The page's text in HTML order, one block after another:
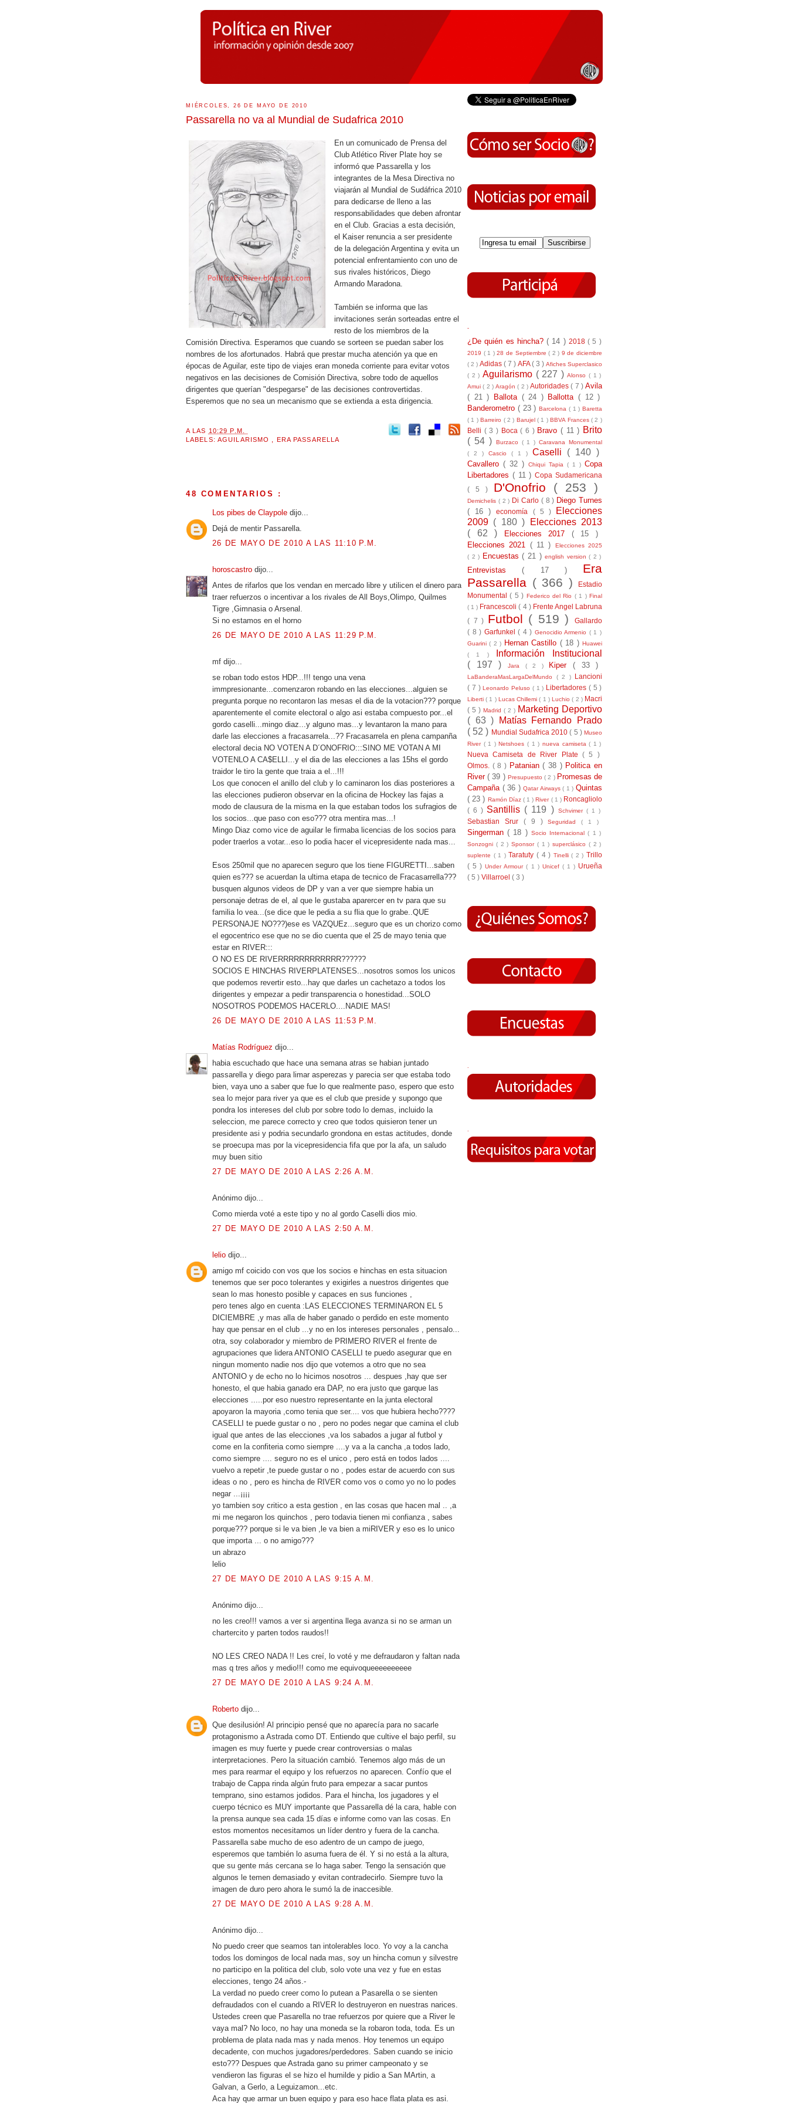
MIÉRCOLES, 26 DE MAYO DE 2010
Passarella no va al Mundial de Sudafrica 2010
En un comunicado de Prensa del
Club Atlético River Plate hoy se
informó que Passarella y los
integrantes de la Mesa Directiva no
viajarán al Mundial de Sudáfrica 2010
para dedicarse de lleno a las
responsabilidades que deben afrontar
en el Club. Gracias a esta decisión,
el Kaiser renuncia a ser presidente
de la delegación Argentina y evita un
potencial enfrentamiento con uno de
sus rivales históricos, Diego
Armando Maradona.
También se informa que las
invitaciones serán sorteadas entre el
resto de los miembros de la
Comisión Directiva. Esperamos que cuando se sorteen se puedan saber los
nombres de los afortunados. Habrá que prestar mucha atención ya que en
épocas de Aguilar, este tipo de viajes eran moneda corriente para evitar votos
negativos en las decisiones de Comisión Directiva, sobre todo de aquellos
dirigentes que querían "despegarse" de las decisiones controvertidas.
Esperemos que no sea un mecanismo que se extienda a esta dirigencia.
A LAS 10:29 P.M.
LABELS: AGUILARISMO ERA PASSARELLA
48 COMENTARIOS :
Los pibes de Claypole dijo...
Dejá de mentir Passarella.
26 DE MAYO DE 2010 A LAS 11:10 P.M.
horoscastro dijo...
Antes de rifarlos que los vendan en mercado libre y utilicen el dinero para
traer refuerzos o incentivar a los rivales de All Boys,Olimpo, Quilmes
Tigre ,Gimnasia o Arsenal.
Si no estamos en el horno
26 DE MAYO DE 2010 A LAS 11:29 P.M.
mf dijo...
se roban todo estos HDP...!!! tengo una vena
immpresionante...comenzaron robando en las elecciones...alguien se
pregunta porque no recontaron las mesas el dia de la votacion??? porque
aparentemente el comite electoral o algo asi estaba compuesto por...el
gordo caselli...mingo diaz...y alguno mas...y levantaron la mano para
darle las elecciones a fracasarrela...?? Fracasarrela en plena campanña
electoral decia NO VOTEN A D´ONOFRIO:::SINO ME VOTAN A MI
VOTENLO A CA$ELLI...y el dia de las elecciones a las 15hs el gordo
traidor le tiro la gente que traia a el...!!!
Los que conocen el anillo del club y lo caminaron los dias posteriores a
las elecciones pudieron observar en la oficina de Hockey las fajas a
modo de clausura de la misma en la que estaban todos los sufragios de
los socios...que paso con eso??? otra mentira mas...!
Mingo Diaz como vice de aguilar le firmaba licencias de los socios para
poder traerlos a votar...eso lo podia hacer el vicepresidente nada mas...
Esos 250mil que no aparecen seguro que los tiene FIGURETTI...saben
quien es??? se acuerdan la ultima etapa de tecnico de Fracasarrella???
busquen algunos videos de DP y van a ver que siempre habia un
personaje detras de el, al que le gustaba aparercer en tv para que su
familia lo vea...(se dice que le pedia a su flia que lo grabe..QUE
PERSONAJE NO???)ese es VAZQUEz...seguro que es un chorizo como
el egocentrico ese que no se dio cuenta que el 25 de mayo tenia que
estar en RIVER:::
O NO ES DE RIVERRRRRRRRRRRR??????
SOCIOS E HINCHAS RIVERPLATENSES...nosotros somos los unicos
que podemos revertir esto...hay que darles un cachetazo a todos los
dirigentes y empezar a pedir transparencia o honestidad...SOLO
NOSOTROS PODEMOS HACERLO....NADIE MAS!
26 DE MAYO DE 2010 A LAS 11:53 P.M.
Matías Rodríguez dijo...
habia escuchado que hace una semana atras se habian juntado
passarella y diego para limar asperezas y parecia ser que estaba todo
bien, vaya uno a saber que fue lo que realmente paso, espero que esto
sea lo mejor para river ya que es el club que preside y supongo que
pondra los intereses del club por sobre todo lo demas, incluido la
seleccion, me parece correcto y creo que todos quisieron tener un
presidente asi y podria secundarlo grondona en estas actitudes, donde
se proecupa mas por la vicepresidencia fifa que por la afa, un saludo
muy buen sitio
27 DE MAYO DE 2010 A LAS 2:26 A.M.
Anónimo dijo...
Como mierda voté a este tipo y no al gordo Caselli dios mio.
27 DE MAYO DE 2010 A LAS 2:50 A.M.
lelio dijo...
amigo mf coicido con vos que los socios e hinchas en esta situacion
tenemos que ser poco tolerantes y exigirles a nuestros dirigentes que
sean lo mas honesto posible y capaces en sus funciones ,
pero tenes algo en cuenta :LAS ELECCIONES TERMINARON EL 5
DICIEMBRE ,y mas alla de haber ganado o perdido en este momento
hay que pensar en el club ...y no en los intereses personales , pensalo...
otra, soy colaborador y miembro de PRIMERO RIVER el frente de
agrupaciones que lidera ANTONIO CASELLI te puedo asegurar que en
ningun momento nadie nos dijo que votemos a otro que no sea
ANTONIO y de echo no lo hicimos nosotros ... despues ,hay que ser
honesto, el que habia ganado era DAP, no era justo que garque las
elecciones .....por eso nuestro representante en la junta electoral
apoyaron la mayoria ,como tenia que ser.... vos que hubiera hecho????
CASELLI te puede gustar o no , pero no podes negar que camina el club
igual que antes de las elecciones ,va los sabados a jugar al futbol y
come en la confiteria como siempre ....y va a la cancha ,a todos lado,
como siempre .... seguro no es el unico , pero está en todos lados ....
vuelvo a repetir ,te puede gustar o no , podes estar de acuerdo con sus
ideas o no , pero es hincha de RIVER como vos o como yo no lo podes
negar ...¡¡¡¡
yo tambien soy critico a esta gestion , en las cosas que hacen mal .. ,a
mi me negaron los quinchos , pero todavia tienen mi confianza , sabes
porque??? porque si le va bien ,le va bien a miRIVER y eso es lo unico
que importa ... o no amigo???
un abrazo
lelio
27 DE MAYO DE 2010 A LAS 9:15 A.M.
Anónimo dijo...
no les creo!!! vamos a ver si argentina llega avanza si no se arman un
chartercito y parten todos raudos!!
NO LES CREO NADA !! Les creí, lo voté y me defraudaron y faltan nada
mas q tres años y medio!!! como me equivoqueeeeeeeeee
27 DE MAYO DE 2010 A LAS 9:24 A.M.
Roberto dijo...
Que desilusión! Al principio pensé que no aparecía para no sacarle
protagonismo a Astrada como DT. Entiendo que cultive el bajo perfil, su
imagen es muy fuerte y puede crear controversias o malas
interpretaciones. Pero la situación cambió. Tenemos algo más de un
mes para rearmar el equipo y los refuerzos no aparecen. Confío que el
trabajo de Cappa rinda algún fruto para empezar a sacar puntos
temprano, sino estamos jodidos. Para el hincha, los jugadores y el
cuerpo técnico es MUY importante que Passarella dé la cara, hable con
la prensa aunque sea cada 15 días e informe como van las cosas. En
estos momentos necesitamos un líder dentro y fuera de la cancha.
Passarella sabe mucho de eso adentro de un campo de juego,
esperemos que también lo asuma fuera de él. Y si no está a la altura,
que su gente más cercana se lo haga saber. Tengo la sensación que
algunos le temen demasiado y evitan contradecirlo. Siempre tuvo la
imagen de duro pero ahora le sumó la de inaccesible.
27 DE MAYO DE 2010 A LAS 9:28 A.M.
Anónimo dijo...
No puedo creer que seamos tan intolerables loco. Yo voy a la cancha
todos los domingos de local nada mas, soy un hincha comun y silvestre
no participo en la politica del club, solo vote una vez y fue en estas
elecciones, tengo 24 años.-
La verdad no puedo creer como lo putean a Pasarella o se sienten
defraudados con el cuando a RIVER lo destruyeron en nuestras narices.
Ustedes creen que Pasarella no trae refuerzos por quiere que a River le
vaya mal? No loco, no hay una moneda se la robaron toda, toda. Es un
problema de plata nada mas y nada menos. Hoy tenemos un equipo
decadente, con muchos jugadores/perdedores. Saben cuando se inicio
esto??? Despues que Astrada gano su primer campeonato y se
vendieron las figuras el se hizo el humilde y pidio a San MArtin, a
Galvan, a Gerlo, a Leguizamon...etc.
Aca hay que armar un buen equipo y para eso hace flata plata es asi.
-
¿De quién es hincha?( 14 ) 2018( 5 )
2019 ( 1 )28 de Septiembre( 2 ) 9 de diciembre
( 2 ) Adidas ( 7 ) AFA( 3 ) Afiches Superclasico
( 2 ) Aguilarismo ( 227 )Alonso( 1 )
Amui( 2 ) Aragón( 2 ) Autoridades( 7 ) Avila
( 21 )
Ballota ( 24 ) Ballotta( 12 )
Banderometro ( 23 ) Barcelona ( 1 ) Baretta
( 1 )Barreiro ( 2 ) Barujel ( 1 )BBVA Frances ( 2 )
Belli ( 3 ) Boca( 6 ) Bravo( 11 ) Brito
( 54 )
Burzaco ( 1 )Caravana Monumental
( 2 ) Cascio ( 1 ) Caselli ( 140 )
Cavallero ( 32 ) Chiqui Tapia ( 1 ) Copa
Libertadores ( 11 )Copa Sudamericana
( 5 ) D'Onofrio ( 253 )
Demichelis ( 2 ) Di Carlo ( 8 ) Diego Turnes
( 16 )economía ( 5 )
Elecciones
2009 ( 180 )
Elecciones 2013
( 62 )
Elecciones 2017 ( 15 )
Elecciones 2021 ( 11 )
Elecciones 2025
( 2 )
Encuestas( 21 )english version( 2 )
Entrevistas( 17 ) Era
Passarella ( 366 )
Estadio
Monumental( 5 ) Federico del Rio ( 1 )Final
( 1 ) Francescoli( 4 ) Frente Angel Labruna
( 7 ) Futbol ( 519 )Gallardo
( 8 ) Garfunkel ( 4 ) Genocidio Armenio ( 1 )
Guarini( 2 ) Hernan Castillo ( 18 )Huawei
( 1 )
Información Institucional
( 197 )
Jara ( 2 ) Kiper( 33 )
LaBanderaMasLargaDelMundo ( 2 ) Lancioni
( 7 )Leonardo Peluso ( 1 ) Libertadores ( 5 )
Liberti( 1 ) Lucas Chillemi( 1 )Luchio( 2 ) Macri
( 5 ) Madrid ( 2 ) Marketing Deportivo
( 63 )
Matías Fernando Prado
( 52 ) Mundial Sudafrica 2010( 5 )Museo
River ( 1 )Netshoes( 1 ) nueva camiseta( 1 )
Nueva Camiseta de River Plate ( 5 )
Olmos. ( 8 ) Patanian( 38 ) Politica en
River( 39 ) Presupuesto( 2 ) Promesas de
Campaña ( 36 )Qatar Airways( 1 )Quintas
( 23 ) Ramón Díaz ( 1 )River ( 1 ) Roncagliolo
( 6 ) Santillis ( 119 ) Schvimer ( 1 )
Sebastian Srur ( 9 )Seguridad( 1 )
Singerman( 18 ) Socio Internacional( 1 )
Sonzogni ( 2 ) Sponsor ( 1 ) superclásico ( 2 )
suplente ( 1 ) Taratuty ( 4 ) Tinelli( 2 ) Trillo
( 5 )Under Armour( 1 ) Unicef ( 1 ) Urueña
( 5 ) Villarroel ( 3 )